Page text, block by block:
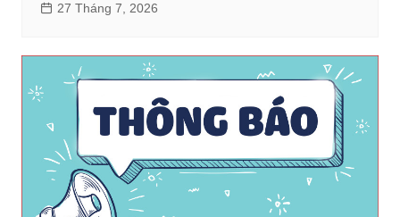
27 Tháng 7, 2026